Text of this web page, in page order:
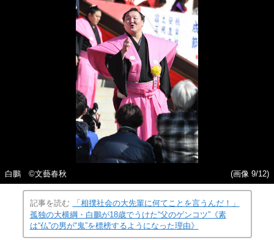
白鵬 ©文藝春秋 (画像 9/12)
記事を読む
「相撲社会の大先輩に何てことを言うんだ！」
孤独の大横綱・白鵬が18歳でうけた“父のゲンコツ”《素
は“仏”の男が“鬼”を標榜するようになった理由》